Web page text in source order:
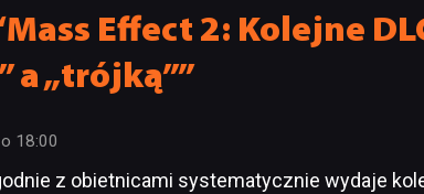
Effect 2: Kolejne
a „trójką””
18:00
z obietnicami systematycznie wydaje